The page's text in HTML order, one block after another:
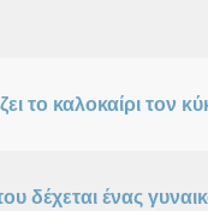
το καλοκαίρι τον
δέχεται ένας